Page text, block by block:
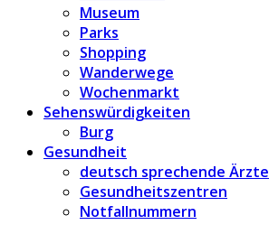
Museum
Parks
Shopping
Wanderwege
Wochenmarkt
Sehenswürdigkeiten
Burg
Gesundheit
deutsch sprechende Ärzte
Gesundheitszentren
Notfallnummern